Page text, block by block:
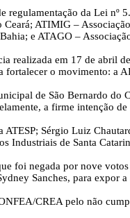
regulamentação da Lei nº
ATIMIG –
e ATAGO –
realizada em 17 de abril
o movimento: a
de São Bernardo do
a firme intenção
Sérgio Luiz
Industriais de Santa
foi negada por nove
Sanches, para expor
CREA pelo não